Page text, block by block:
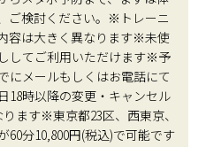
ご検討ください。※トレーニ
容は大きく異なります※未使
してご利用いただけます※予
にメールもしくはお電話にて
18時以降の変更・キャンセル
ます※東京都23区、西東京、
分10,800円(税込)で可能です